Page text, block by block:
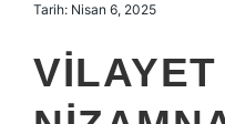
Tarih: Nisan 6, 2025
VILAYET